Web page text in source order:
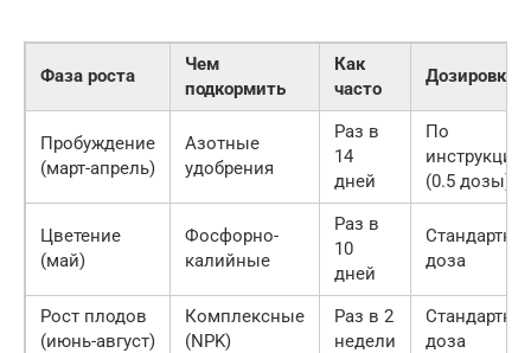
Фаза роста
Чем
подкормить
Как
часто
Дозировка
Пробуждение
(март-апрель)
Азотные
удобрения
Раз в
14
дней
По
инструкции
(0.5 дозы)
Цветение
(май)
Фосфорно-
калийные
Раз в
10
дней
Стандартная
доза
Рост плодов
(июнь-август)
Комплексные
(NPK)
Раз в 2
недели
Стандартная
доза